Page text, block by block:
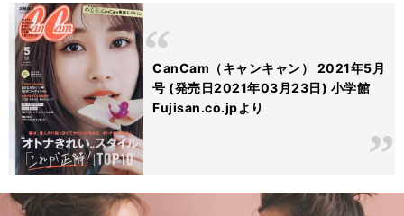
CanCam（キャンキャン） 2021年5月
号 (発売日2021年03月23日) 小学館
Fujisan.co.jpより